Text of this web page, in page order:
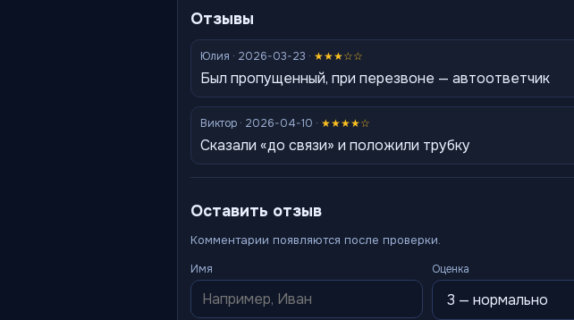
Отзывы
Юлия · 2026-03-23 · ★★★☆☆
Был пропущенный, при перезвоне — автоответчик
Виктор · 2026-04-10 · ★★★★☆
Сказали «до связи» и положили трубку
Оставить отзыв
Комментарии появляются после проверки.
Имя Оценка